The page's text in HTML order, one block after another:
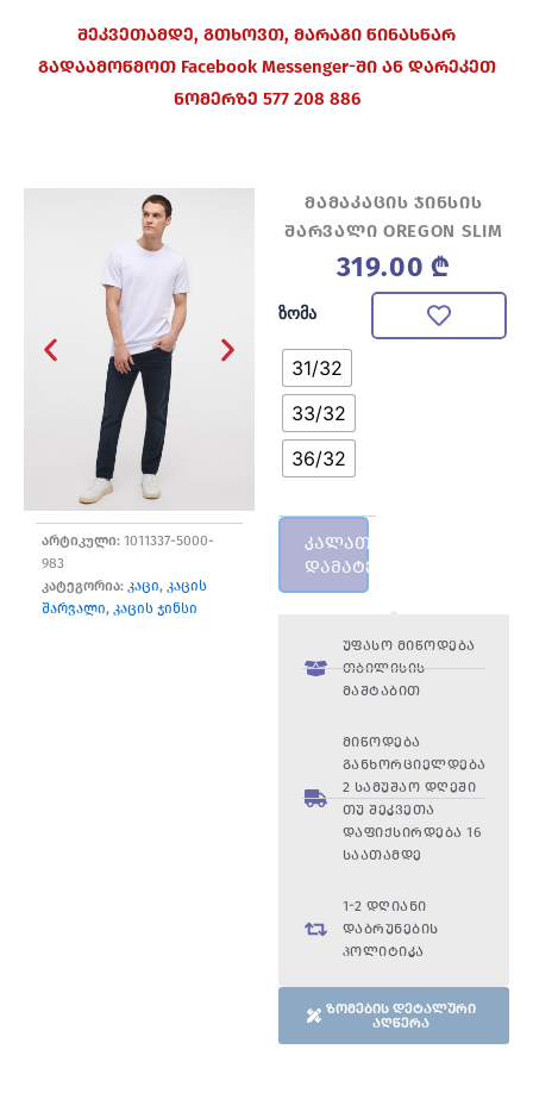
შეკვეთამდე, გთხოვთ, მარაგი წინასწარ
გადაამოწმოთ Facebook Messenger-ში ან დარეკეთ
ნომერზე 577 208 886
არტიკული: 1011337-5000-
983
კატეგორია: კაცი, კაცის
შარვალი, კაცის ჯინსი
მამაკაცის ჯინსის
შარვალი OREGON SLIM
319.00₾
ზომა
31/32
33/32
36/32
რაოდენობა:
მამაკაცის
ჯინსის
შარვალი
OREGON
SLIM
კალათაში
დამატება
უფასო მიწოდება
თბილისის
მაშტაბით
მიწოდება
განხორციელდება
2 სამუშაო დღეში
თუ შეკვეთა
დაფიქსირდება 16
საათამდე
1-2 დღიანი
დაბრუნების
პოლიტიკა
ზომების დეტალური
აღწერა